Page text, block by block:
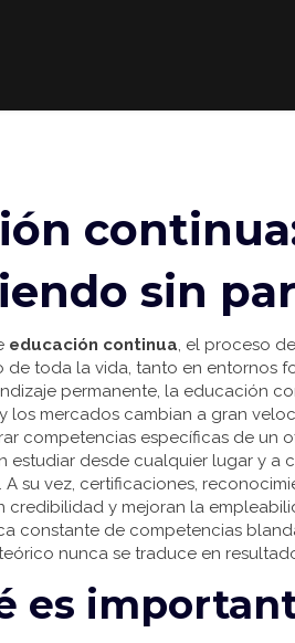
sin
educación continua, el proceso
de toda la vida, tanto en entornos
permanente, la educación
los mercados cambian a gran
competencias específicas de un
estudiar desde cualquier lugar y a
su vez, certificaciones,
credibilidad y mejoran la
constante de competencias
nunca se traduce en
es